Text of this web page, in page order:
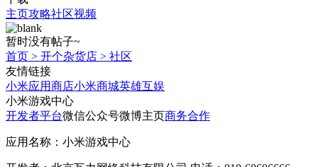
主页攻略社区视频
暂时没有帖子~
首页 > 开个杂货店 > 社区
友情链接
小米应用商店小米商城英雄互娱
小米游戏中心
开发者平台微信公众号微博主页商务合作
应用名称：小米游戏中心